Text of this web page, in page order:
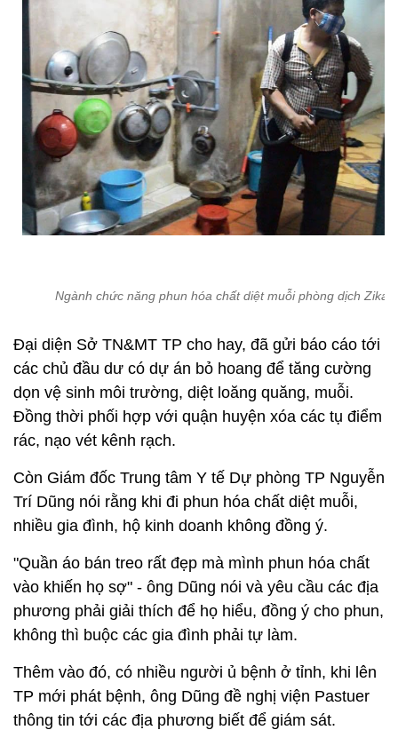
Ngành chức năng phun hóa chất diệt muỗi phòng dịch Zika
Đại diện Sở TN&MT TP cho hay, đã gửi báo cáo tới
các chủ đầu dư có dự án bỏ hoang để tăng cường
dọn vệ sinh môi trường, diệt loăng quăng, muỗi.
Đồng thời phối hợp với quận huyện xóa các tụ điểm
rác, nạo vét kênh rạch.
Còn Giám đốc Trung tâm Y tế Dự phòng TP Nguyễn
Trí Dũng nói rằng khi đi phun hóa chất diệt muỗi,
nhiều gia đình, hộ kinh doanh không đồng ý.
"Quần áo bán treo rất đẹp mà mình phun hóa chất
vào khiến họ sợ" - ông Dũng nói và yêu cầu các địa
phương phải giải thích để họ hiểu, đồng ý cho phun,
không thì buộc các gia đình phải tự làm.
Thêm vào đó, có nhiều người ủ bệnh ở tỉnh, khi lên
TP mới phát bệnh, ông Dũng đề nghị viện Pastuer
thông tin tới các địa phương biết để giám sát.